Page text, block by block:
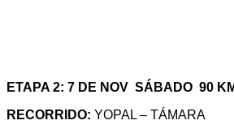
ETAPA 2: 7 DE NOV SÁBADO 90
RECORRIDO: YOPAL – TÁMARA